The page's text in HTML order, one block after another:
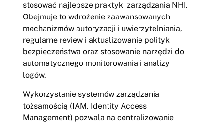
stosować najlepsze praktyki zarządzania NHI.
Obejmuje to wdrożenie zaawansowanych
mechanizmów autoryzacji i uwierzytelniania,
regularne review i aktualizowanie polityk
bezpieczeństwa oraz stosowanie narzędzi do
automatycznego monitorowania i analizy
logów.
Wykorzystanie systemów zarządzania
tożsamością (IAM, Identity Access
Management) pozwala na centralizowanie